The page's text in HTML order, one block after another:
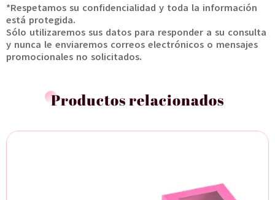
*Respetamos su confidencialidad y toda la información
está protegida.
Sólo utilizaremos sus datos para responder a su consulta
y nunca le enviaremos correos electrónicos o mensajes
promocionales no solicitados.
Productos relacionados